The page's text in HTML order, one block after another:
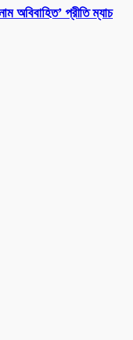
অবিবাহিত’ প্রীতি ম্যাচ